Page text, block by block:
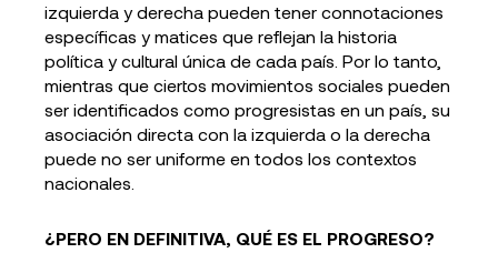
izquierda y derecha pueden tener connotaciones
específicas y matices que reflejan la historia
política y cultural única de cada país. Por lo tanto,
mientras que ciertos movimientos sociales pueden
ser identificados como progresistas en un país, su
asociación directa con la izquierda o la derecha
puede no ser uniforme en todos los contextos
nacionales.
¿PERO EN DEFINITIVA, QUÉ ES EL PROGRESO?